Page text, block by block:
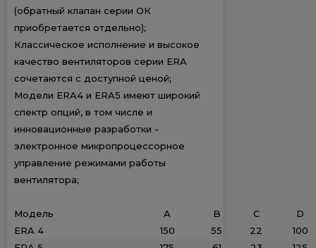
(обратный клапан серии ОК
приобретается отдельно);
Классическое исполнение и высокое
качество вентиляторов серии ERA
сочетаются с доступной ценой;
Модели ERA4 и ERA5 имеют широкий
спектр опций, в том числе и
инновационные разработки -
электронное микропроцессорное
управление режимами работы
вентилятора;
Модель A B C
D
ERA 4
150 55 22
100